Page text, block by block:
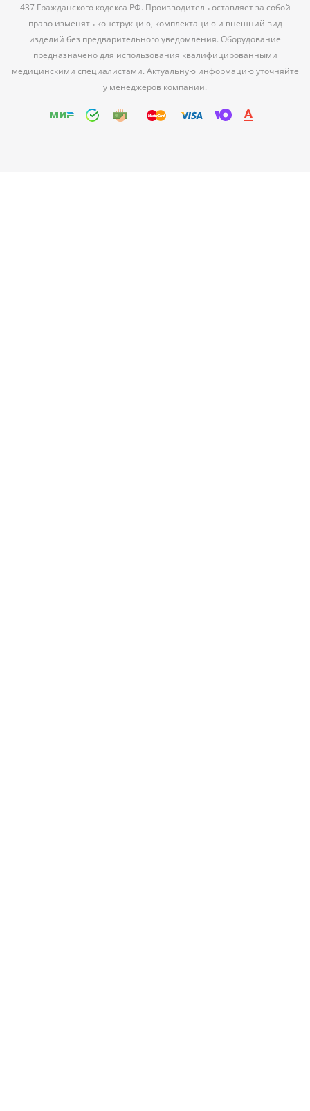
437 Гражданского кодекса РФ. Производитель оставляет за собой
право изменять конструкцию, комплектацию и внешний вид
изделий без предварительного уведомления. Оборудование
предназначено для использования квалифицированными
медицинскими специалистами. Актуальную информацию уточняйте
у менеджеров компании.